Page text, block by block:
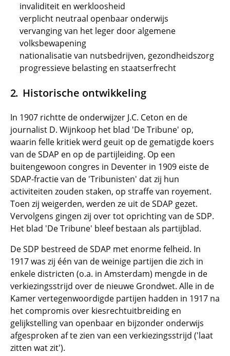
invaliditeit en werkloosheid
verplicht neutraal openbaar onderwijs
vervanging van het leger door algemene
volksbewapening
nationalisatie van nutsbedrijven, gezondheidszorg
progressieve belasting en staatserfrecht
Historische ontwikkeling
In 1907 richtte de onderwijzer J.C. Ceton en de
journalist D. Wijnkoop het blad 'De Tribune' op,
waarin felle kritiek werd geuit op de gematigde koers
van de SDAP en op de partijleiding. Op een
buitengewoon congres in Deventer in 1909 eiste de
SDAP-fractie van de 'Tribunisten' dat zij hun
activiteiten zouden staken, op straffe van royement.
Toen zij weigerden, werden ze uit de SDAP gezet.
Vervolgens gingen zij over tot oprichting van de SDP.
Het blad 'De Tribune' bleef bestaan als partijblad.
De SDP bestreed de SDAP met enorme felheid. In
1917 was zij één van de weinige partijen die zich in
enkele districten (o.a. in Amsterdam) mengde in de
verkiezingsstrijd over de nieuwe Grondwet. Alle in de
Kamer vertegenwoordigde partijen hadden in 1917 na
het compromis over kiesrechtuitbreiding en
gelijkstelling van openbaar en bijzonder onderwijs
afgesproken af te zien van een verkiezingsstrijd ('laat
zitten wat zit').